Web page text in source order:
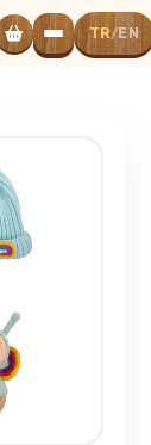
TR/EN